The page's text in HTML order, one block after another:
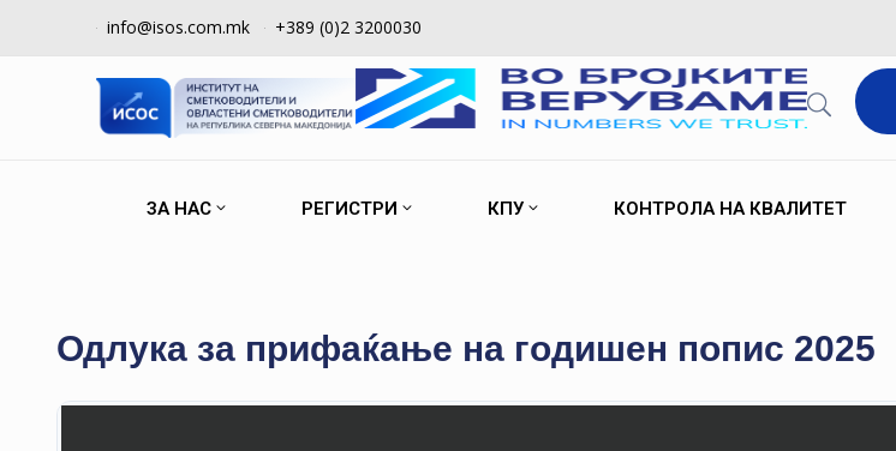
info@isos.com.mk +389 (0)2 3200030
ЗА НАС РЕГИСТРИ КПУ КОНТРОЛА НА КВАЛИТЕТ
Одлука за прифаќање на годишен попис 2025